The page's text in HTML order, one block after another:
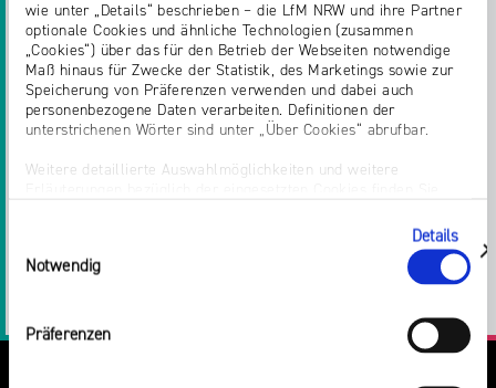
wie unter „Details“ beschrieben – die LfM NRW und ihre Partner
optionale Cookies und ähnliche Technologien (zusammen
„Cookies“) über das für den Betrieb der Webseiten notwendige
Maß hinaus für Zwecke der Statistik, des Marketings sowie zur
Speicherung von Präferenzen verwenden und dabei auch
personenbezogene Daten verarbeiten. Definitionen der
unterstrichenen Wörter sind unter „Über Cookies“ abrufbar.
Weitere detaillierte Auswahlmöglichkeiten und weitere
„Einwilligung ändern“ in der Datenschutzerklärung aufgerufen
werden. Dort können Sie auch Ihre Einwilligung jederzeit mit
Wirkung für die Zukunft widerrufen. Die vollständige Ablehnung
optionaler Cookies erfolgt über den Button „Nur notwendige
Notwendig
Präferenzen
Details
zeigen
URL an die Meldestelle der Landesanstalt für
Medien NRW:beschwerde@medienanstalt-
nrw.de.